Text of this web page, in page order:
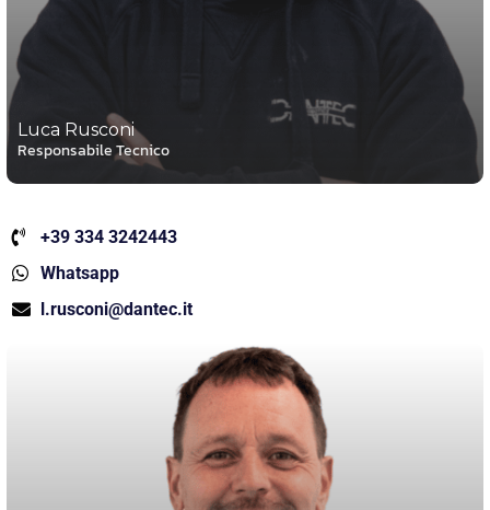
Luca Rusconi
Responsabile Tecnico
+39 334 3242443
Whatsapp
l.rusconi@dantec.it